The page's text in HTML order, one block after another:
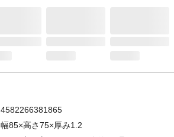
4582266381865
幅85×高さ75×厚み1.2